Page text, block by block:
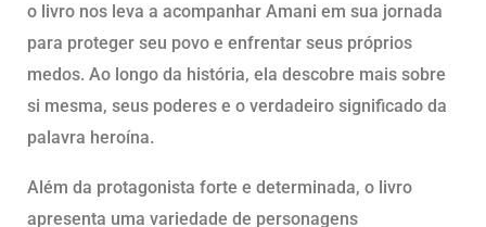
o livro nos leva a acompanhar Amani em sua jornada
para proteger seu povo e enfrentar seus próprios
medos. Ao longo da história, ela descobre mais sobre
si mesma, seus poderes e o verdadeiro significado da
palavra heroína.
Além da protagonista forte e determinada, o livro
apresenta uma variedade de personagens